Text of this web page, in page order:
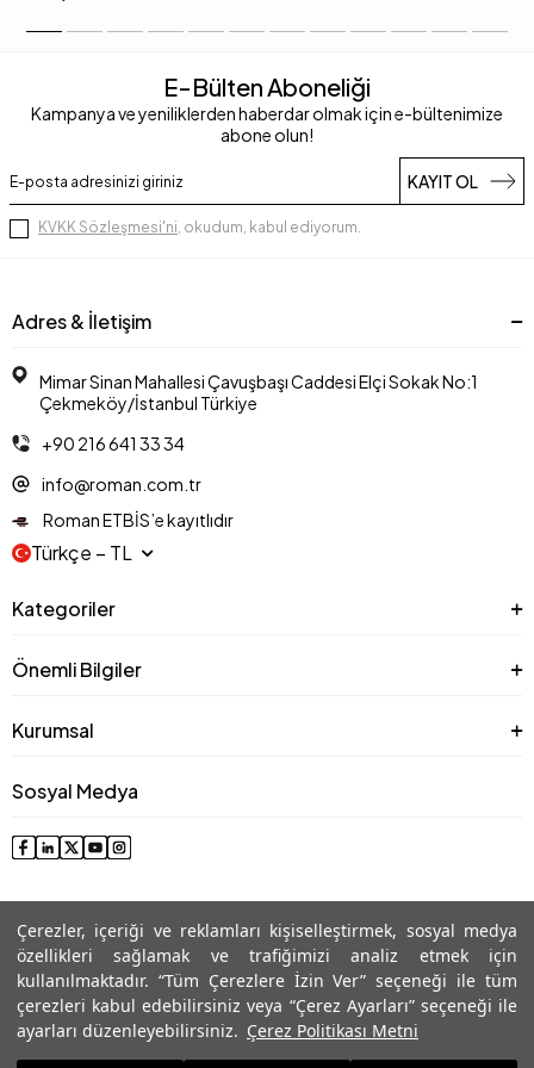
Çerezler, içeriği ve reklamları kişiselleştirmek, sosyal medya
özellikleri sağlamak ve trafiğimizi analiz etmek için
kullanılmaktadır. “Tüm Çerezlere İzin Ver” seçeneği ile tüm
çerezleri kabul edebilirsiniz veya “Çerez Ayarları” seçeneği ile
ayarları düzenleyebilirsiniz. Çerez Politikası Metni
E-Bülten Aboneliği
Kampanya ve yeniliklerden haberdar olmak için e-bültenimize
abone olun!
KAYIT OL
KVKK Sözleşmesi'ni, okudum, kabul ediyorum.
Adres & İletişim
Mimar Sinan Mahallesi Çavuşbaşı Caddesi Elçi Sokak No:1
Çekmeköy/İstanbul Türkiye
+90 216 641 33 34
info@roman.com.tr
Roman ETBİS’e kayıtlıdır
Türkçe − TL
Kategoriler
Önemli Bilgiler
Kurumsal
Sosyal Medya
© 2025 Roman® Tüm Hakları Saklıdır, İzinsiz kullanılamaz